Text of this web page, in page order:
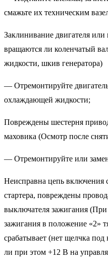
смажьте их техническим
Заклинивание двигателя или
вращаются ли коленчатый
жидкости, шкив генератора)
— Отремонтируйте
охлаждающей жидкости;
Повреждены шестерня
маховика (Осмотр после
— Отремонтируйте или
Неисправна цепь включения
стартера, повреждены
выключателя зажигания
зажигания в положение «2»
срабатывает (нет щелчка под
ли при этом +12 В на